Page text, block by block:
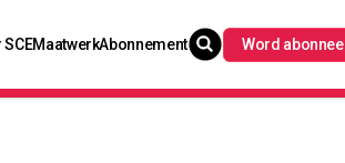
SCEMaatwerkAbonnement Word abonnee